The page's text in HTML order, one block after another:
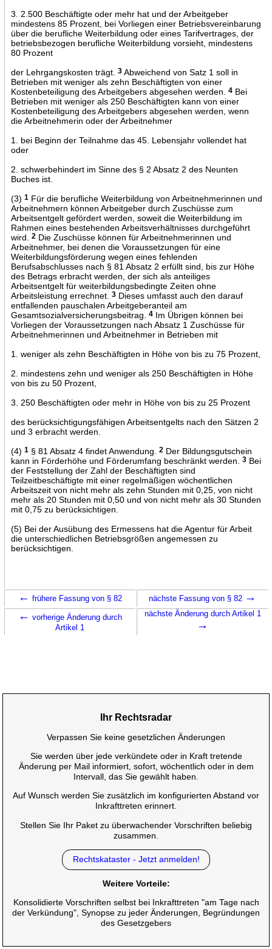
3. 2.500 Beschäftigte oder mehr hat und der Arbeitgeber
mindestens 85 Prozent, bei Vorliegen einer Betriebsvereinbarung
über die berufliche Weiterbildung oder eines Tarifvertrages, der
betriebsbezogen berufliche Weiterbildung vorsieht, mindestens
80 Prozent
der Lehrgangskosten trägt.
3Abweichend von Satz 1 soll in
Betrieben mit weniger als zehn Beschäftigten von einer
Kostenbeteiligung des Arbeitgebers abgesehen werden.
4Bei
Betrieben mit weniger als 250 Beschäftigten kann von einer
Kostenbeteiligung des Arbeitgebers abgesehen werden, wenn
die Arbeitnehmerin oder der Arbeitnehmer
1. bei Beginn der Teilnahme das 45. Lebensjahr vollendet hat
oder
2. schwerbehindert im Sinne des § 2 Absatz 2 des Neunten
Buches ist.
(3) 1Für die berufliche Weiterbildung von Arbeitnehmerinnen und
Arbeitnehmern können Arbeitgeber durch Zuschüsse zum
Arbeitsentgelt gefördert werden, soweit die Weiterbildung im
Rahmen eines bestehenden Arbeitsverhältnisses durchgeführt
wird.
2Die Zuschüsse können für Arbeitnehmerinnen und
Arbeitnehmer, bei denen die Voraussetzungen für eine
Weiterbildungsförderung wegen eines fehlenden
Berufsabschlusses nach § 81 Absatz 2 erfüllt sind, bis zur Höhe
des Betrags erbracht werden, der sich als anteiliges
Arbeitsentgelt für weiterbildungsbedingte Zeiten ohne
Arbeitsleistung errechnet.
3Dieses umfasst auch den darauf
entfallenden pauschalen Arbeitgeberanteil am
Gesamtsozialversicherungsbeitrag.
4Im Übrigen können bei
Vorliegen der Voraussetzungen nach Absatz 1 Zuschüsse für
Arbeitnehmerinnen und Arbeitnehmer in Betrieben mit
1. weniger als zehn Beschäftigten in Höhe von bis zu 75 Prozent,
2. mindestens zehn und weniger als 250 Beschäftigten in Höhe
von bis zu 50 Prozent,
3. 250 Beschäftigten oder mehr in Höhe von bis zu 25 Prozent
des berücksichtigungsfähigen Arbeitsentgelts nach den Sätzen 2
und 3 erbracht werden.
(4) 1§ 81 Absatz 4 findet Anwendung. 2Der Bildungsgutschein
kann in Förderhöhe und Förderumfang beschränkt werden.
3Bei
der Feststellung der Zahl der Beschäftigten sind
Teilzeitbeschäftigte mit einer regelmäßigen wöchentlichen
Arbeitszeit von nicht mehr als zehn Stunden mit 0,25, von nicht
mehr als 20 Stunden mit 0,50 und von nicht mehr als 30 Stunden
mit 0,75 zu berücksichtigen.
(5) Bei der Ausübung des Ermessens hat die Agentur für Arbeit
die unterschiedlichen Betriebsgrößen angemessen zu
berücksichtigen.
← frühere Fassung von § 82 nächste Fassung von § 82 →
← vorherige Änderung durch
Artikel 1
nächste Änderung durch Artikel 1
→
Ihr Rechtsradar
Verpassen Sie keine gesetzlichen Änderungen
Sie werden über jede verkündete oder in Kraft tretende
Änderung per Mail informiert, sofort, wöchentlich oder in dem
Intervall, das Sie gewählt haben.
Auf Wunsch werden Sie zusätzlich im konfigurierten Abstand vor
Inkrafttreten erinnert.
Stellen Sie Ihr Paket zu überwachender Vorschriften beliebig
zusammen.
Rechtskataster - Jetzt anmelden!
Weitere Vorteile:
Konsolidierte Vorschriften selbst bei Inkrafttreten "am Tage nach
der Verkündung", Synopse zu jeder Änderungen, Begründungen
des Gesetzgebers